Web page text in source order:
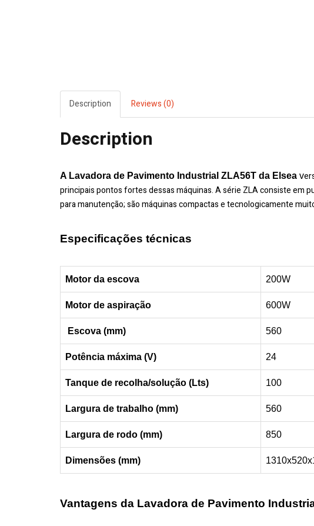
Description Reviews (0)
Description
A Lavadora de Pavimento Industrial ZLA56T da Elsea v
principais pontos fortes dessas máquinas. A série ZLA consiste em
para manutenção; são máquinas compactas e tecnologicamente
Especificações técnicas
Motor da escova 200W
Motor de aspiração 600W
Escova (mm) 560
Potência máxima (V) 24
Tanque de recolha/solução (Lts) 100
Largura de trabalho (mm) 560
Largura de rodo (mm) 850
Dimensões (mm)
Vantagens da Lavadora de Pavimento